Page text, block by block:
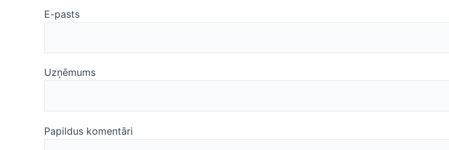
E-pasts
Uzņēmums
Papildus komentāri